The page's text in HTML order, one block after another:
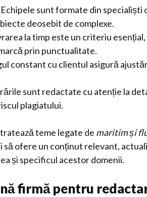
Echipele sunt formate din specialiști
deosebit de complexe.
la timp este un criteriu
prin punctualitate.
constant cu clientul asigură
sunt redactate cu atenție la
plagiatului.
teme legate de maritim și
ofere un conținut relevant,
și specificul acestor domenii.
firmă pentru